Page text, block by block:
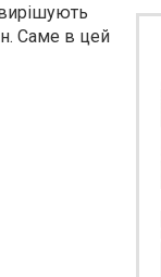
Саме в цей